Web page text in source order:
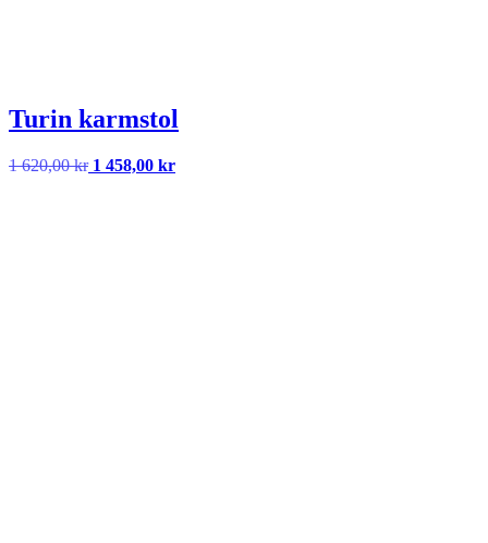
Turin karmstol
1 620,00kr Det
1 458,00 krDet